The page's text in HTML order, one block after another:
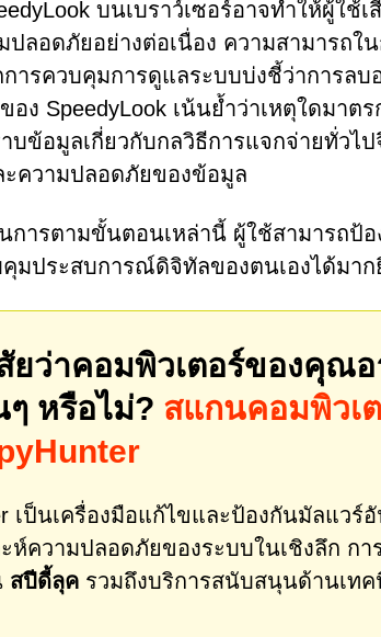
บนเบราว์เซอร์อาจทำให้ผู้ใช้
ปลอดภัยอย่างต่อเนื่อง ความสามารถใ
ารควบคุมการดูแลระบบบ่งชี้ว่าการล
ง SpeedyLook เน้นย้ำว่าเหตุใดมาต
บข้อมูลเกี่ยวกับกลวิธีการแจกจ่ายทั่ว
ะความปลอดภัยของข้อมูล
การตามขั้นตอนเหล่านี้ ผู้ใช้สามารถป้
มประสบการณ์ดิจิทัลของตนเองได้มา
ว่าคอมพิวเตอร์ของคุณอ
หรือไม่? สแกนคอมพิวเ
เป็นเครื่องมือแก้ไขและป้องกันมัลแว
ะห์ความปลอดภัยของระบบในเชิงลึก ก
สปีดี้ลุค รวมถึงบริการสนับสนุนด้านเท